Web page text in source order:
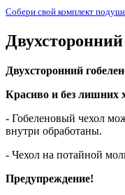
Собери свой комплект
Двухсторонний
Красиво и без лишних
- Гобеленовый чехол
внутри обработаны.
- Чехол на потайной
Предупреждение!